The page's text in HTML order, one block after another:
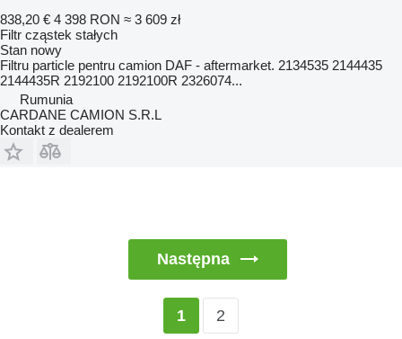
838,20 € 4 398 RON ≈ 3 609 zł
Filtr cząstek stałych
Stan nowy
Filtru particle pentru camion DAF - aftermarket. 2134535 2144435
2144435R 2192100 2192100R 2326074...
Rumunia
CARDANE CAMION S.R.L
Kontakt z dealerem
Następna
1 2